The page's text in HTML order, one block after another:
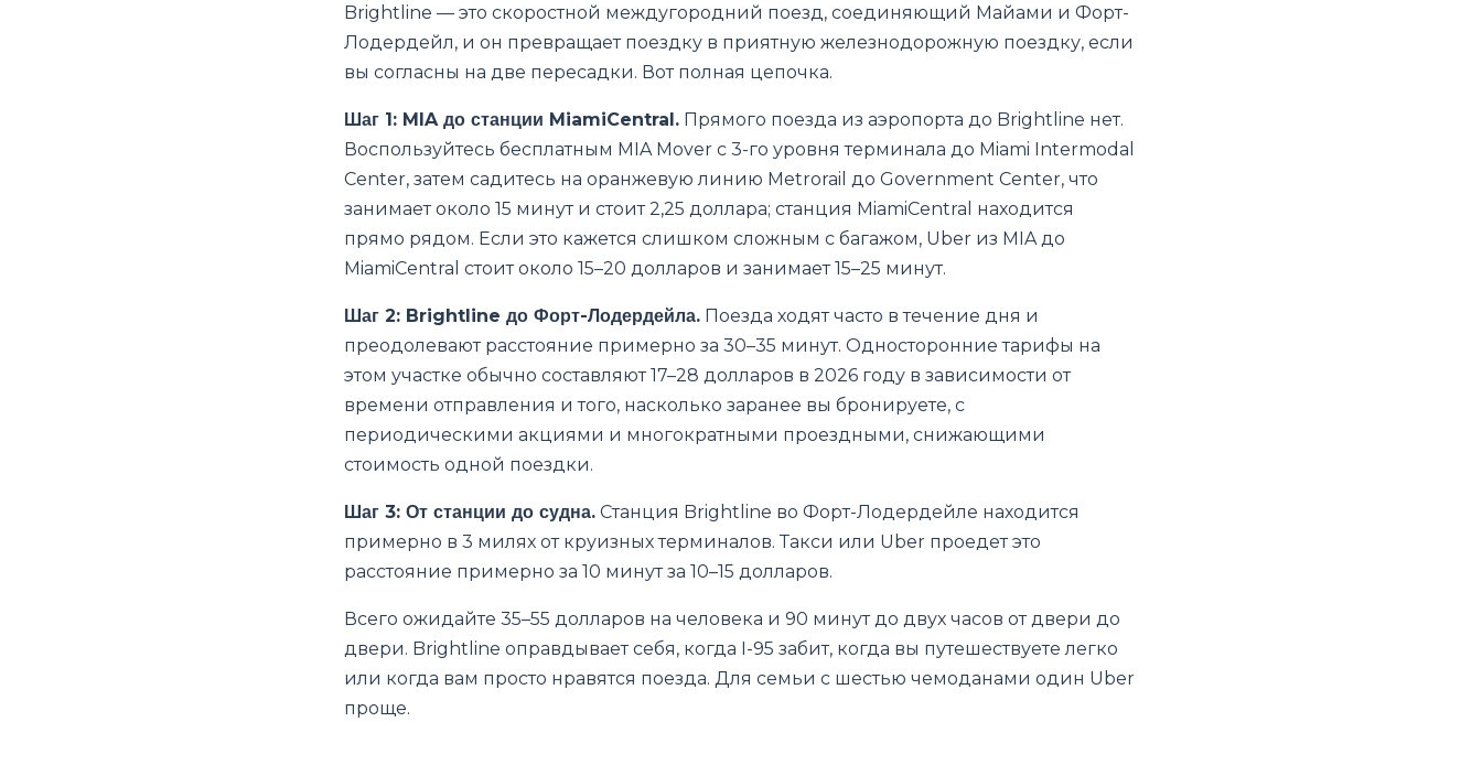
Brightline — это скоростной междугородний поезд, соединяющий Майами и Форт-
Лодердейл, и он превращает поездку в приятную железнодорожную поездку, если
вы согласны на две пересадки. Вот полная цепочка.
Шаг 1: MIA до станции MiamiCentral. Прямого поезда из аэропорта до Brightline нет.
Воспользуйтесь бесплатным MIA Mover с 3-го уровня терминала до Miami Intermodal
Center, затем садитесь на оранжевую линию Metrorail до Government Center, что
занимает около 15 минут и стоит 2,25 доллара; станция MiamiCentral находится
прямо рядом. Если это кажется слишком сложным с багажом, Uber из MIA до
MiamiCentral стоит около 15–20 долларов и занимает 15–25 минут.
Шаг 2: Brightline до Форт-Лодердейла. Поезда ходят часто в течение дня и
преодолевают расстояние примерно за 30–35 минут. Односторонние тарифы на
этом участке обычно составляют 17–28 долларов в 2026 году в зависимости от
времени отправления и того, насколько заранее вы бронируете, с
периодическими акциями и многократными проездными, снижающими
стоимость одной поездки.
Шаг 3: От станции до судна. Станция Brightline во Форт-Лодердейле находится
примерно в 3 милях от круизных терминалов. Такси или Uber проедет это
расстояние примерно за 10 минут за 10–15 долларов.
Всего ожидайте 35–55 долларов на человека и 90 минут до двух часов от двери до
двери. Brightline оправдывает себя, когда I-95 забит, когда вы путешествуете легко
или когда вам просто нравятся поезда. Для семьи с шестью чемоданами один Uber
проще.